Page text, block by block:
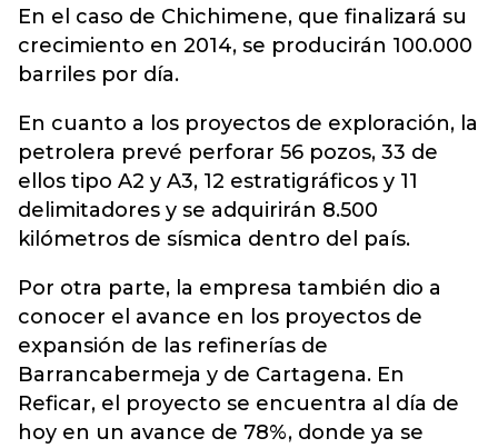
En el caso de Chichimene, que finalizará su
crecimiento en 2014, se producirán 100.000
barriles por día.
En cuanto a los proyectos de exploración, la
petrolera prevé perforar 56 pozos, 33 de
ellos tipo A2 y A3, 12 estratigráficos y 11
delimitadores y se adquirirán 8.500
kilómetros de sísmica dentro del país.
Por otra parte, la empresa también dio a
conocer el avance en los proyectos de
expansión de las refinerías de
Barrancabermeja y de Cartagena. En
Reficar, el proyecto se encuentra al día de
hoy en un avance de 78%, donde ya se